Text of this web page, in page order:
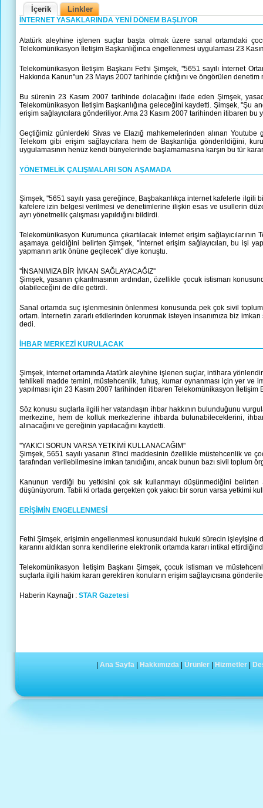
İçerik Linkler
İNTERNET YASAKLARINDA YENİ DÖNEM BAŞLIYOR
Atatürk aleyhine işlenen suçlar başta olmak üzere sanal ortamdaki
Telekomünikasyon İletişim Başkanlığınca engellenmesi uygulaması 23
Telekomünikasyon İletişim Başkanı Fethi Şimşek, ''5651 sayılı İnternet
Hakkında Kanun''un 23 Mayıs 2007 tarihinde çıktığını ve öngörülen denetim
Bu sürenin 23 Kasım 2007 tarihinde dolacağını ifade eden Şimşek,
Telekomünikasyon İletişim Başkanlığına geleceğini kaydetti. Şimşek, ''Şu
erişim sağlayıcılara gönderiliyor. Ama 23 Kasım 2007 tarihinden itibaren
Geçtiğimiz günlerdeki Sivas ve Elazığ mahkemelerinden alınan Youtube
Telekom gibi erişim sağlayıcılara hem de Başkanlığa gönderildiğini,
uygulamasının henüz kendi bünyelerinde başlamamasına karşın bu tür
YÖNETMELİK ÇALIŞMALARI SON AŞAMADA
Şimşek, ''5651 sayılı yasa gereğince, Başbakanlıkça internet kafelerle ilgili
kafelere izin belgesi verilmesi ve denetimlerine ilişkin esas ve usullerin
ayrı yönetmelik çalışması yapıldığını bildirdi.
Telekomünikasyon Kurumunca çıkartılacak internet erişim
aşamaya geldiğini belirten Şimşek, ''İnternet erişim sağlayıcıları, bu işi
yapmanın artık önüne geçilecek'' diye konuştu.
''İNSANIMIZA BİR İMKAN SAĞLAYACAĞIZ''
Şimşek, yasanın çıkarılmasının ardından, özellikle çocuk istismarı
olabileceğini de dile getirdi.
Sanal ortamda suç işlenmesinin önlenmesi konusunda pek çok sivil
ortam. İnternetin zararlı etkilerinden korunmak isteyen insanımıza biz
dedi.
İHBAR MERKEZİ KURULACAK
Şimşek, internet ortamında Atatürk aleyhine işlenen suçlar, intihara
tehlikeli madde temini, müstehcenlik, fuhuş, kumar oynanması için yer ve
yapılması için 23 Kasım 2007 tarihinden itibaren Telekomünikasyon İletişim
Söz konusu suçlarla ilgili her vatandaşın ihbar hakkının bulunduğunu
merkezine, hem de kolluk merkezlerine ihbarda bulunabileceklerini,
alınacağını ve gereğinin yapılacağını kaydetti.
''YAKICI SORUN VARSA YETKİMİ KULLANACAĞIM''
Şimşek, 5651 sayılı yasanın 8'inci maddesinin özellikle müstehcenlik ve
tarafından verilebilmesine imkan tanıdığını, ancak bunun bazı sivil toplum
Kanunun verdiği bu yetkisini çok sık kullanmayı düşünmediğini
düşünüyorum. Tabii ki ortada gerçekten çok yakıcı bir sorun varsa yetkimi
ERİŞİMİN ENGELLENMESİ
Fethi Şimşek, erişimin engellenmesi konusundaki hukuki sürecin işleyişine
kararını aldıktan sonra kendilerine elektronik ortamda kararı intikal
Telekomünikasyon İletişim Başkanı Şimşek, çocuk istismarı ve
suçlarla ilgili hakim kararı gerektiren konuların erişim sağlayıcısına
Haberin Kaynağı : STAR Gazetesi
|Ana Sayfa Hakkımızda |Ürünler Hizmetler